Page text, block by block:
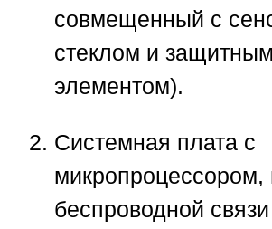
совмещенный с
стеклом и защитным
элементом).
Системная плата с
беспроводной